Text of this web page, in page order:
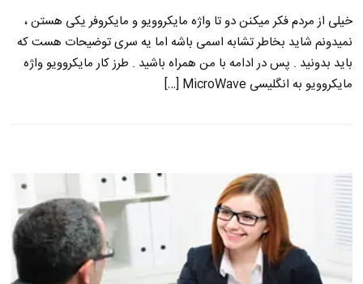
خیلی از مردم فکر میکنن دو تا واژه مایکروویو و مایکروفر یکی هستن ،
نمیدونم شاید بخاطر تشابه اسمی باشه اما یه سری توضیحات هست که
باید بدونید . پس در ادامه با من همراه باشید . طرز کار مایکروویو واژه
مایکروویو به انگلیسی MicroWave […]